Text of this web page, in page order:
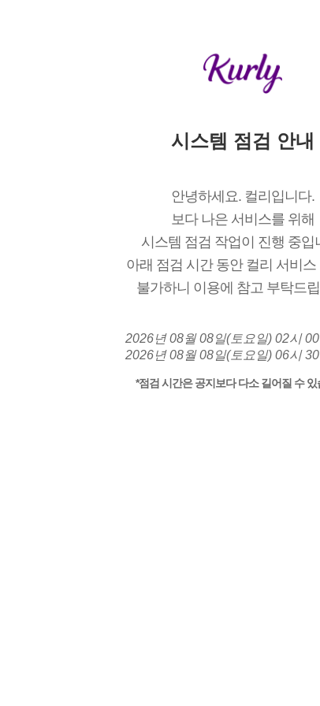
시스템 점검 안내
안녕하세요. 컬리입니다.
보다 나은 서비스를 위해
시스템 점검 작업이 진행 중입
아래 점검 시간 동안 컬리 서비스
불가하니 이용에 참고 부탁드
2026년 08월 08일(토요일) 02시
2026년 08월 08일(토요일) 06시
*점검 시간은 공지보다 다소 길어질 수 있